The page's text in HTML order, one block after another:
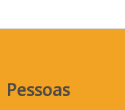
Pessoas